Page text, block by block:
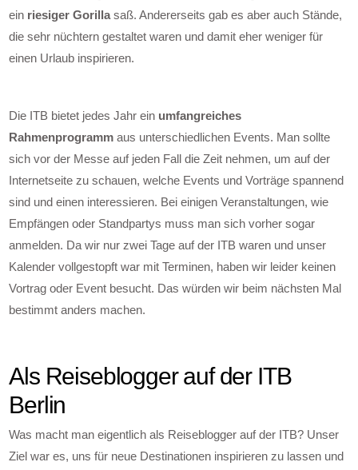
ein riesiger Gorilla saß. Andererseits gab es aber auch Stände,
die sehr nüchtern gestaltet waren und damit eher weniger für
einen Urlaub inspirieren.
Die ITB bietet jedes Jahr ein umfangreiches
Rahmenprogramm aus unterschiedlichen Events. Man sollte
sich vor der Messe auf jeden Fall die Zeit nehmen, um auf der
Internetseite zu schauen, welche Events und Vorträge spannend
sind und einen interessieren. Bei einigen Veranstaltungen, wie
Empfängen oder Standpartys muss man sich vorher sogar
anmelden. Da wir nur zwei Tage auf der ITB waren und unser
Kalender vollgestopft war mit Terminen, haben wir leider keinen
Vortrag oder Event besucht. Das würden wir beim nächsten Mal
bestimmt anders machen.
Als Reiseblogger auf der ITB
Berlin
Was macht man eigentlich als Reiseblogger auf der ITB? Unser
Ziel war es, uns für neue Destinationen inspirieren zu lassen und